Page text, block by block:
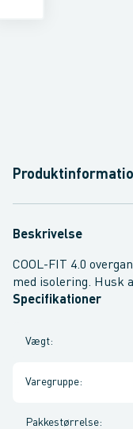
Beskrivelse
COOL-FIT 4.0
med isolering. Husk
Specifikationer
Vægt:
Varegruppe:
Pakkestørrelse: